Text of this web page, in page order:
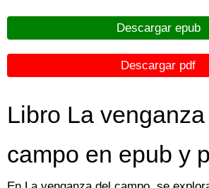
Descargar epub
Descargar pdf
Libro La
campo en epub y